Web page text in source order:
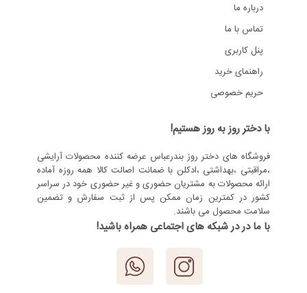
درباره ما
تماس با ما
پنل کاربری
راهنمای خرید
حریم خصوصی
با دختر روز به روز هستیم!
فروشگاه های دختر روز بندرعباس عرضه کننده محصولات آرایشی
،مراقبتی ،بهداشتی ،ادکلن با ضمانت اصالت کالا همه روزه آماده
ارائه محصولات به مشتریان حضوری و غیر حضوری خود در سراسر
کشور در کمترین زمان ممکن پس از ثبت سفارش و تضمین
سلامت محصول می باشند.
با ما در در شبکه های اجتماعی همراه باشید!